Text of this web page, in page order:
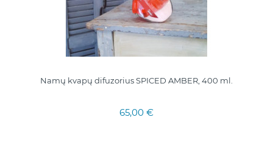
Namų kvapų difuzorius SPICED AMBER, 400 ml.
65,00 €